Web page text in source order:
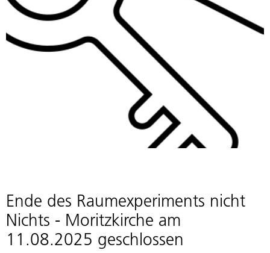
Ende des Raumexperiments nicht
Nichts - Moritzkirche am
11.08.2025 geschlossen